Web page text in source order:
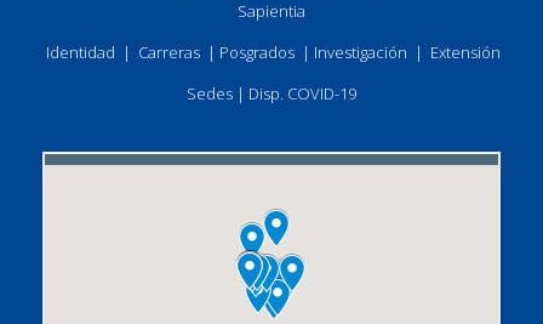
Sapientia
Identidad | Carreras | Posgrados | Investigación | Extensión
Sedes | Disp. COVID-19